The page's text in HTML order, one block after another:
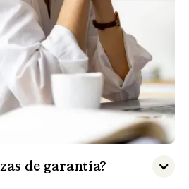
de garantía?